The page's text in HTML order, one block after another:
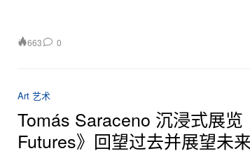
663 0
Art 艺术
Tomás Saraceno 沉浸式展览
Futures》回望过去并展望未来